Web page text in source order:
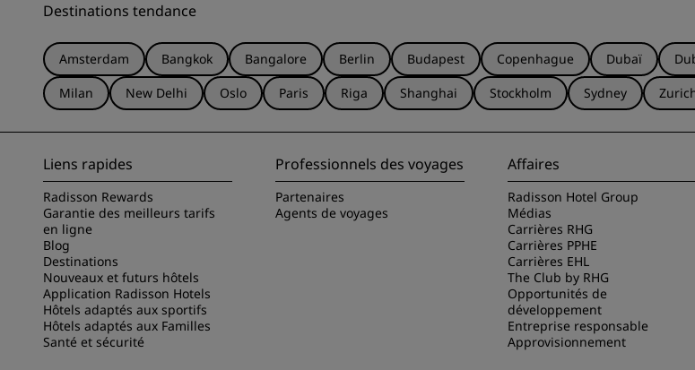
Destinations tendance
Amsterdam Bangkok Bangalore Berlin Budapest Copenhague Dubaï
Milan
New Delhi Oslo Paris Riga Shanghai Stockholm Sydney
Liens rapides
Radisson Rewards
Garantie des meilleurs tarifs
en ligne
Blog
Destinations
Nouveaux et futurs hôtels
Application Radisson Hotels
Hôtels adaptés aux sportifs
Hôtels adaptés aux Familles
Santé et sécurité
Professionnels des voyages
Partenaires
Agents de voyages
Affaires
Radisson Hotel Group
Médias
Carrières RHG
Carrières PPHE
Carrières EHL
The Club by RHG
Opportunités de
développement
Entreprise responsable
Approvisionnement